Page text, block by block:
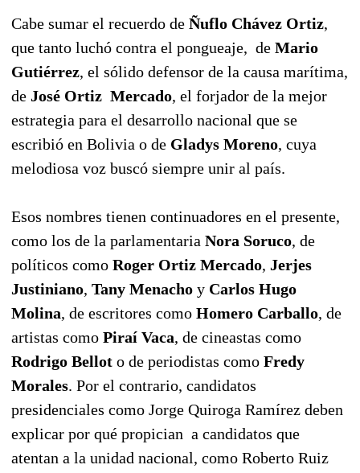
Cabe sumar el recuerdo de Ñuflo Chávez Ortiz,
que tanto luchó contra el pongueaje, de Mario
Gutiérrez, el sólido defensor de la causa marítima,
de José Ortiz Mercado, el forjador de la mejor
estrategia para el desarrollo nacional que se
escribió en Bolivia o de Gladys Moreno, cuya
melodiosa voz buscó siempre unir al país.
Esos nombres tienen continuadores en el presente,
como los de la parlamentaria Nora Soruco, de
políticos como Roger Ortiz Mercado, Jerjes
Justiniano, Tany Menacho y Carlos Hugo
Molina, de escritores como Homero Carballo, de
artistas como Piraí Vaca, de cineastas como
Rodrigo Bellot o de periodistas como Fredy
Morales. Por el contrario, candidatos
presidenciales como Jorge Quiroga Ramírez deben
explicar por qué propician a candidatos que
atentan a la unidad nacional, como Roberto Ruiz